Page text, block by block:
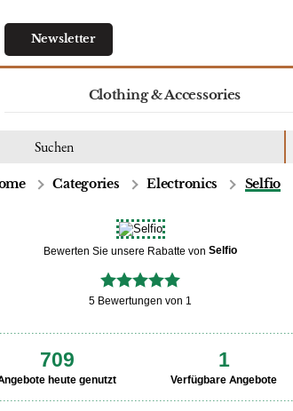
Newsletter
Clothing & Accessories
Categories Electronics Selfio
Bewerten Sie unsere Rabatte vonSelfio
5 Bewertungen von 1
709
heute genutzt
1
Verfügbare Angebote